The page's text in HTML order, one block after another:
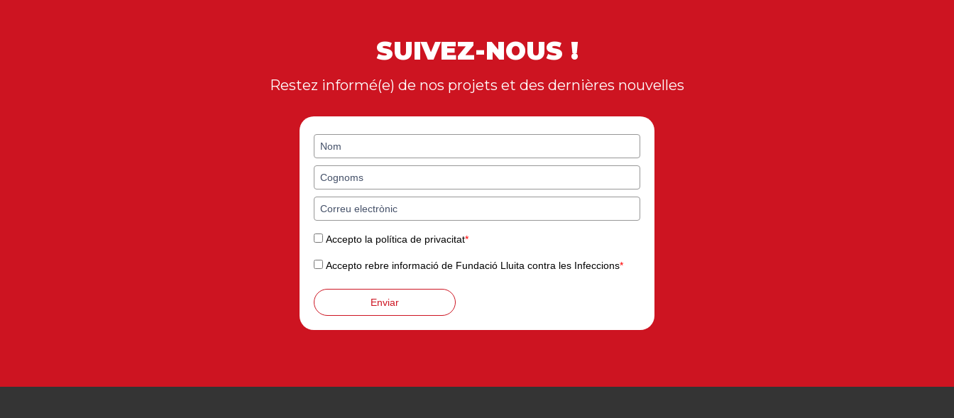
SUIVEZ-NOUS !
Restez informé(e) de nos projets et des dernières nouvelles
Accepto la política de privacitat*
Accepto rebre informació de Fundació Lluita contra les Infeccions*
Enviar